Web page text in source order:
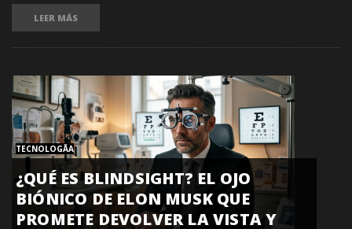
LEER MÁS
TECNOLOGÃ­A
¿QUÉ ES BLINDSIGHT? EL OJO
BIÓNICO DE ELON MUSK QUE
PROMETE DEVOLVER LA VISTA Y